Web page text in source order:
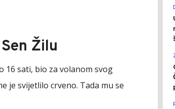
Žilu
16 sati, bio za volanom svog
je svijetlilo crveno. Tada mu se